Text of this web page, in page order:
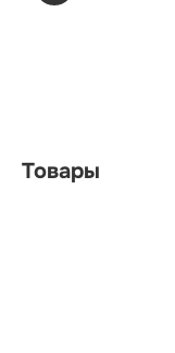
Товары